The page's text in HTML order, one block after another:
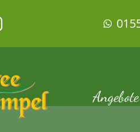
Angebote